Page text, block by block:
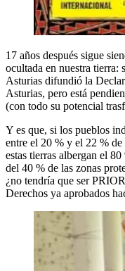
17 años después sigue
ocultada en nuestra tierra:
Asturias difundió la
Asturias, pero está
(con todo su potencial
Y es que, si los pueblos
entre el 20 % y el 22 %
estas tierras albergan el
del 40 % de las zonas
¿no tendría que ser
Derechos ya aprobados